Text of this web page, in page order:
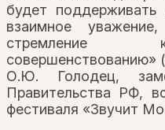
будет
взаимное
стремление
совершенствованию»
О.Ю. Голодец,
Правительства РФ,
фестиваля «Звучит